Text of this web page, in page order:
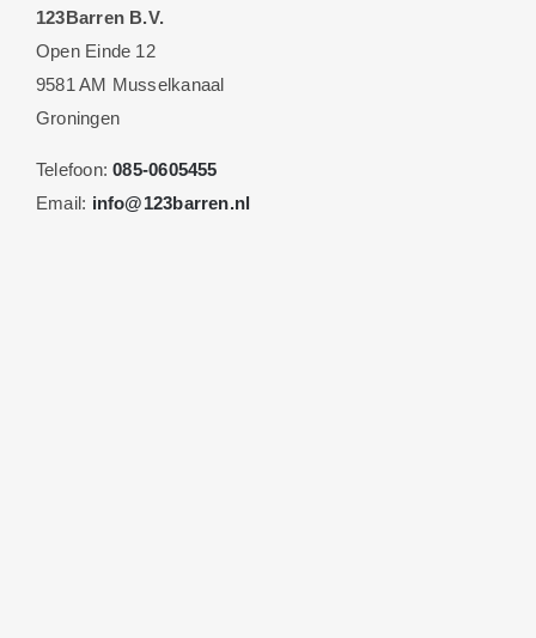
123Barren B.V.
Open Einde 12
9581 AM Musselkanaal
Groningen
Telefoon:085-0605455
Email: info@123barren.nl